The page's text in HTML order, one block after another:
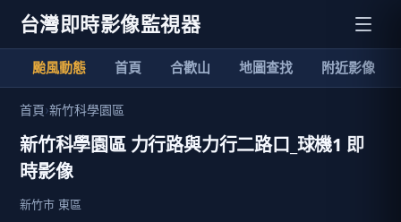
台灣即時影像監視器
颱風動態 首頁 合歡山 地圖查找 附近影像
首頁›新竹科學園區
新竹科學園區 力行路與力行二路口_球機1 即
時影像
新竹市 東區